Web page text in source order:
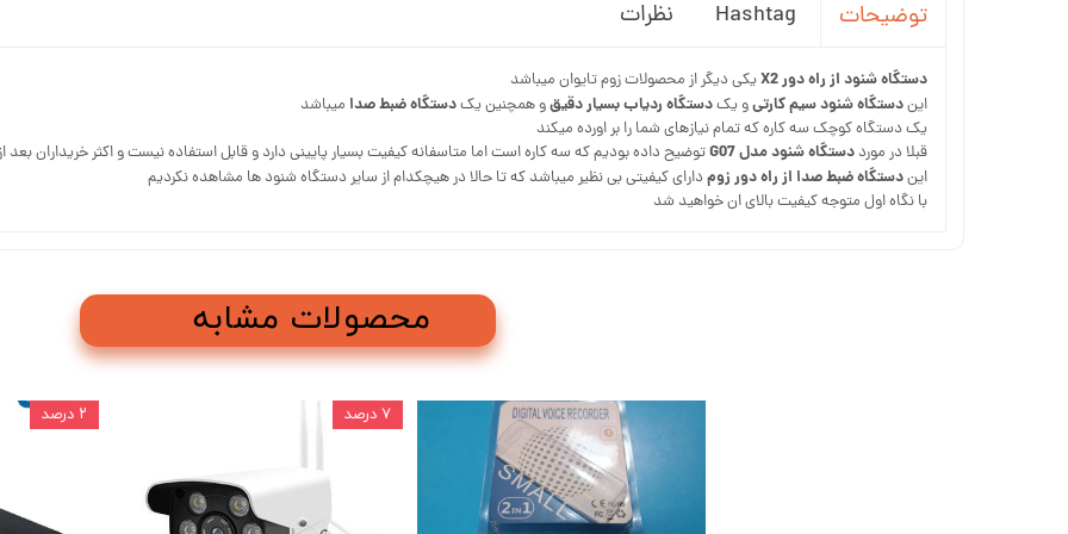
توضیحات Hashtag نظرات
دستگاه شنود از راه دور X2
یکی دیگر از محصولات زوم تایوان میباشد
ایندستگاه شنود سیم کارتیو یکدستگاه ردیاب بسیار دقیقو همچنین یکدستگاه ضبط صدا میباشد
یک دستگاه کوچک سه کاره که تمام نیازهای شما را بر اورده میکند
قبلا در مورد دستگاه شنود مدل G07
توضیح داده بودیم که سه کاره است اما متاسفانه کیفیت بسیار پایینی دارد و قابل استفاده نیست و اکثر خریداران بعد از ۲۴ ساعت دستگاه را به فروشگاه عودت
ایندستگاه ضبط صدا از راه دور زوم دارای کیفیتی بی نظیر میباشد که تا حالا در هیچکدام از سایر دستگاه شنود ها مشاهده نکردیم
با نگاه اول متوجه کیفیت بالای ان خواهید شد
۲ درصد ۷ درصد
محصولات مشابه